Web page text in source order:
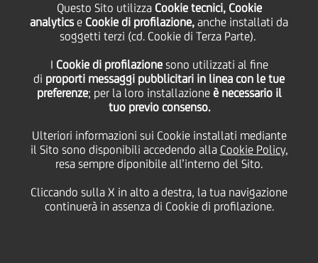
Questo Sito utilizza Cookie tecnici, Cookie
analyticse Cookie di profilazione, anche installati da
soggetti terzi (cd. Cookie di Terza Parte).
I Cookie di profilazione sono utilizzati al fine
di proporti messaggi pubblicitari in linea con le tue
preferenze; per la loro installazione è necessario il
tuo previo consenso.
Ulteriori informazioni sui Cookie installati mediante
il Sito sono disponibili accedendo alla Cookie Policy,
resa sempre diponibile all’interno del Sito.
Cliccando sulla X in alto a destra, la tua navigazione
continuerà in assenza di Cookie di profilazione.
14 Novembre2013 - h 16:15 Finanziario
Un articolo di stampa apparso ieri riporta
dichiarazioni di un dirigente UniCredit che fa
riferimento a conversazioni con il Governatore della
Bundesbank Jens Weidmann. UniCredit intende
recenti tra il Governatore della Bundesbank e questo
dirigente e che le dichiarazioni da questa stessa
persona attribuite a Jens Weidmann sono sbagliate e
prive di fondamento. La Banca ha subito voluto
porgere le proprie scuse a Jens Weidmann e alla
Bundesbank per questo sfortunato incidente.